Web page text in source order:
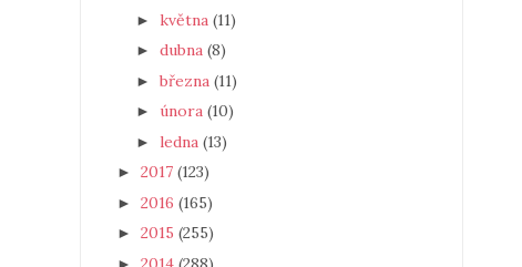
► května (11)
► dubna (8)
► března (11)
► února (10)
► ledna (13)
► 2017 (123)
► 2016 (165)
► 2015 (255)
►